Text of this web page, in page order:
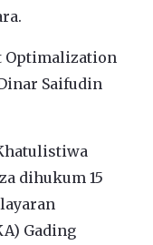
Optimalization
Saifudin
dihukum 15
Gading